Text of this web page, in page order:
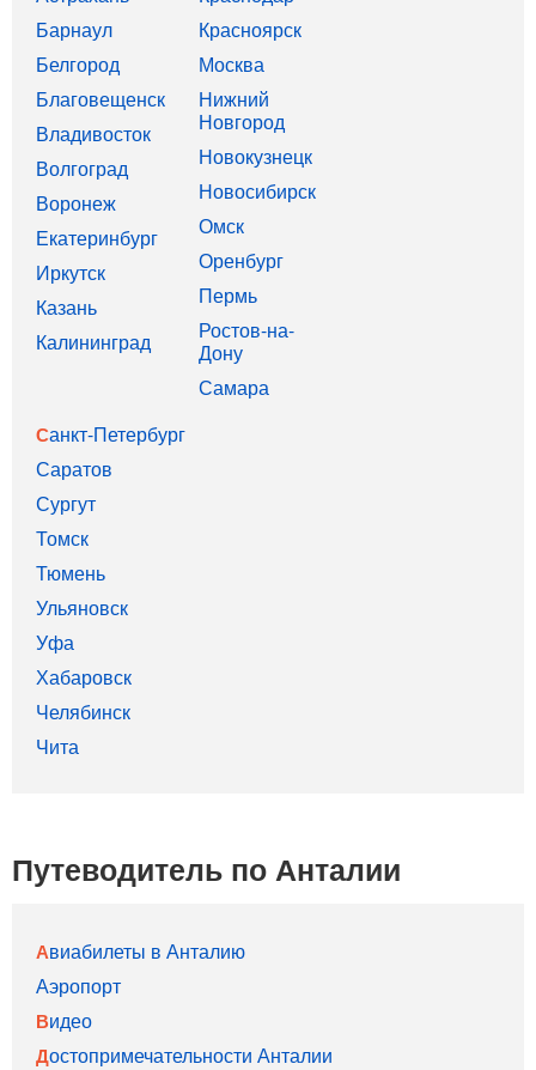
Барнаул
Белгород
Благовещенск
Владивосток
Волгоград
Воронеж
Екатеринбург
Иркутск
Казань
Калининград
Красноярск
Москва
Нижний
Новгород
Новокузнецк
Новосибирск
Омск
Оренбург
Пермь
Ростов-на-
Дону
Самара
Санкт-Петербург
Саратов
Сургут
Томск
Тюмень
Ульяновск
Уфа
Хабаровск
Челябинск
Чита
Путеводитель по Анталии
Авиабилеты в Анталию
Аэропорт
Видео
Достопримечательности Анталии